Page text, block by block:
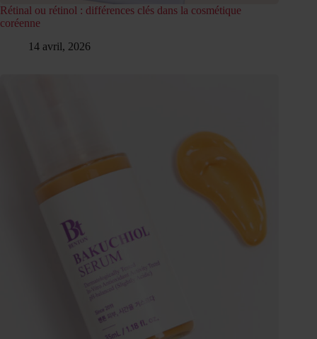
Rétinal ou rétinol : différences clés dans la cosmétique
coréenne
14 avril, 2026